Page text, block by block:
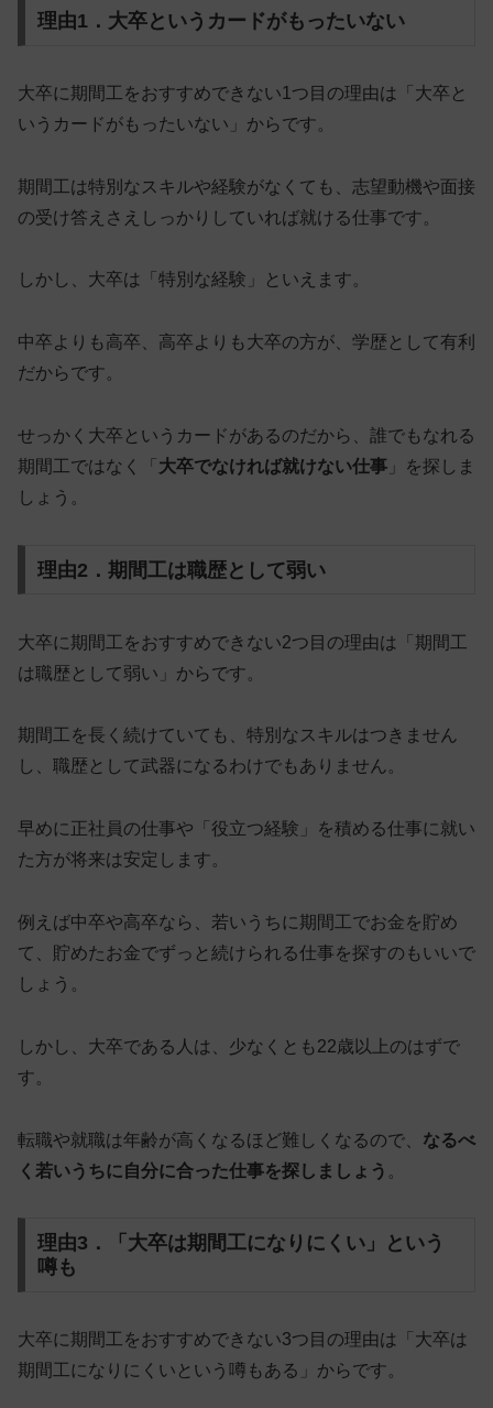
理由1．大卒というカードがもったいない
大卒に期間工をおすすめできない1つ目の理由は「大卒と
いうカードがもったいない」からです。
期間工は特別なスキルや経験がなくても、志望動機や面接
の受け答えさえしっかりしていれば就ける仕事です。
しかし、 大卒は「特別な経験」 といえます。
中卒よりも高卒、高卒よりも大卒の方が、学歴として有利
だからです。
せっかく大卒というカードがあるのだから、誰でもなれる
期間工ではなく「 大卒でなければ就けない仕事 」を探しま
しょう。
理由2．期間工は職歴として弱い
大卒に期間工をおすすめできない2つ目の理由は「期間工
は職歴として弱い」からです。
期間工を長く続けていても、 特別なスキルはつきません
し、職歴として武器になるわけでもありません。
早めに正社員の仕事や「役立つ経験」を積める仕事に就い
た方が将来は安定します。
例えば中卒や高卒なら、若いうちに期間工でお金を貯め
て、貯めたお金でずっと続けられる仕事を探すのもいいで
しょう。
しかし、大卒である人は、少なくとも22歳以上のはずで
す。
転職や就職は年齢が高くなるほど難しくなるので、 なるべ
く若いうちに自分に合った仕事を探しましょう 。
理由3．「大卒は期間工になりにくい」という
噂も
大卒に期間工をおすすめできない3つ目の理由は「大卒は
期間工になりにくいという噂もある」からです。